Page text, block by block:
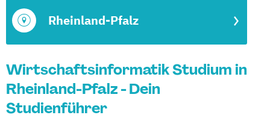
Rheinland-Pfalz
Wirtschaftsinformatik Studium in
Rheinland-Pfalz - Dein
Studienführer